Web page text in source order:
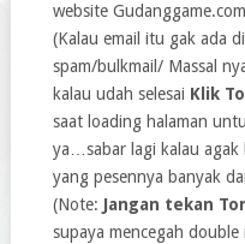
website
(Kalau email itu gak ada
spam/bulkmail/ Massal
kalau udah selesai Klik
saat loading halaman
ya…sabar lagi kalau agak
yang pesennya banyak
(Note: Jangan tekan
supaya mencegah